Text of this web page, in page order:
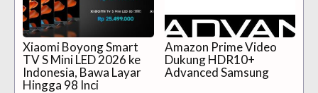
Xiaomi Boyong Smart
TV S Mini LED 2026 ke
Indonesia, Bawa Layar
Hingga 98 Inci
Amazon Prime Video
Dukung HDR10+
Advanced Samsung